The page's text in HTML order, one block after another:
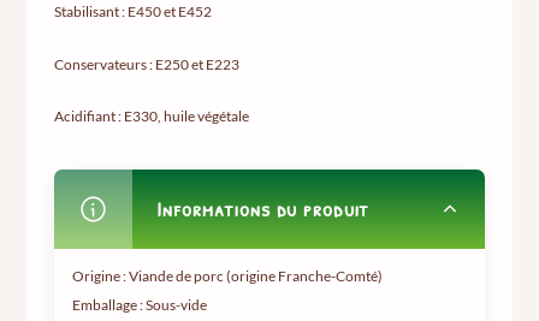
Stabilisant : E450 et E452
Conservateurs : E250 et E223
Acidifiant : E330, huile végétale
Informations du produit
Origine : Viande de porc (origine Franche-Comté)
Emballage : Sous-vide